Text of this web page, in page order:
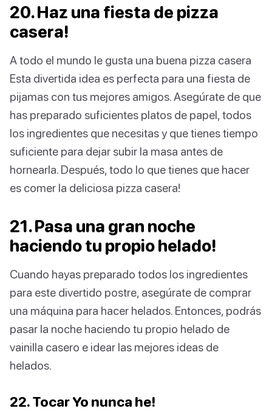
20. Haz una fiesta de pizza
casera!
A todo el mundo le gusta una buena pizza casera
Esta divertida idea es perfecta para una fiesta de
pijamas con tus mejores amigos. Asegúrate de que
has preparado suficientes platos de papel, todos
los ingredientes que necesitas y que tienes tiempo
suficiente para dejar subir la masa antes de
hornearla. Después, todo lo que tienes que hacer
es comer la deliciosa pizza casera!
21. Pasa una gran noche
haciendo tu propio helado!
Cuando hayas preparado todos los ingredientes
para este divertido postre, asegúrate de comprar
una máquina para hacer helados. Entonces, podrás
pasar la noche haciendo tu propio helado de
vainilla casero e idear las mejores ideas de
helados.
22. Tocar Yo nunca he!